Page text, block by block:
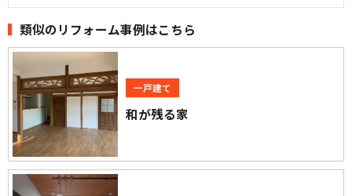
類似のリフォーム事例はこちら
一戸建て
和が残る家